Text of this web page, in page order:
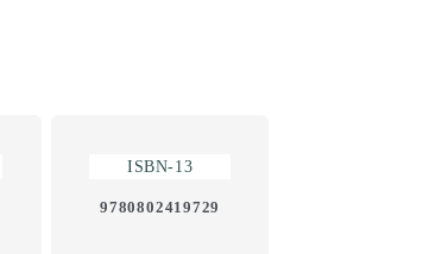
ISBN-13
9780802419729